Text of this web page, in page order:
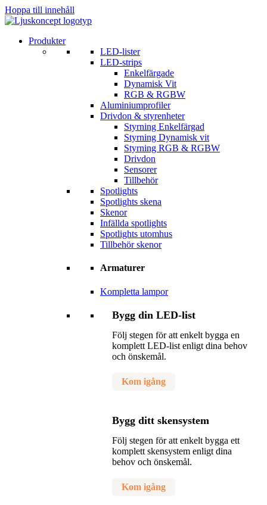
Hoppa till innehåll
Produkter
LED-lister
LED-strips
Enkelfärgade
Dynamisk Vit
RGB & RGBW
Aluminiumprofiler
Drivdon & styrenheter
Styrning Enkelfärgad
Styrning Dynamisk vit
Styrning RGB & RGBW
Drivdon
Sensorer
Tillbehör
Spotlights
Spotlights skena
Skenor
Infällda spotlights
Spotlights utomhus
Tillbehör skenor
Armaturer
Kompletta lampor
Bygg din LED-list
Följ stegen för att enkelt bygga en
komplett LED-list enligt dina behov
och önskemål.
Kom igång
Bygg ditt skensystem
Följ stegen för att enkelt bygga ett
komplett skensystem enligt dina
behov och önskemål.
Kom igång